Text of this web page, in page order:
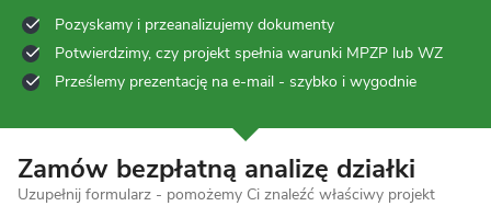
Pozyskamy i przeanalizujemy dokumenty
Potwierdzimy, czy projekt spełnia warunki MPZP lub WZ
Prześlemy prezentację na e-mail - szybko i wygodnie
Zamów bezpłatną analizę działki
Uzupełnij formularz - pomożemy Ci znaleźć właściwy projekt